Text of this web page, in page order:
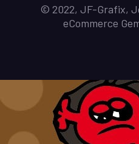
© 2022, JF-Grafix,
eCommerce